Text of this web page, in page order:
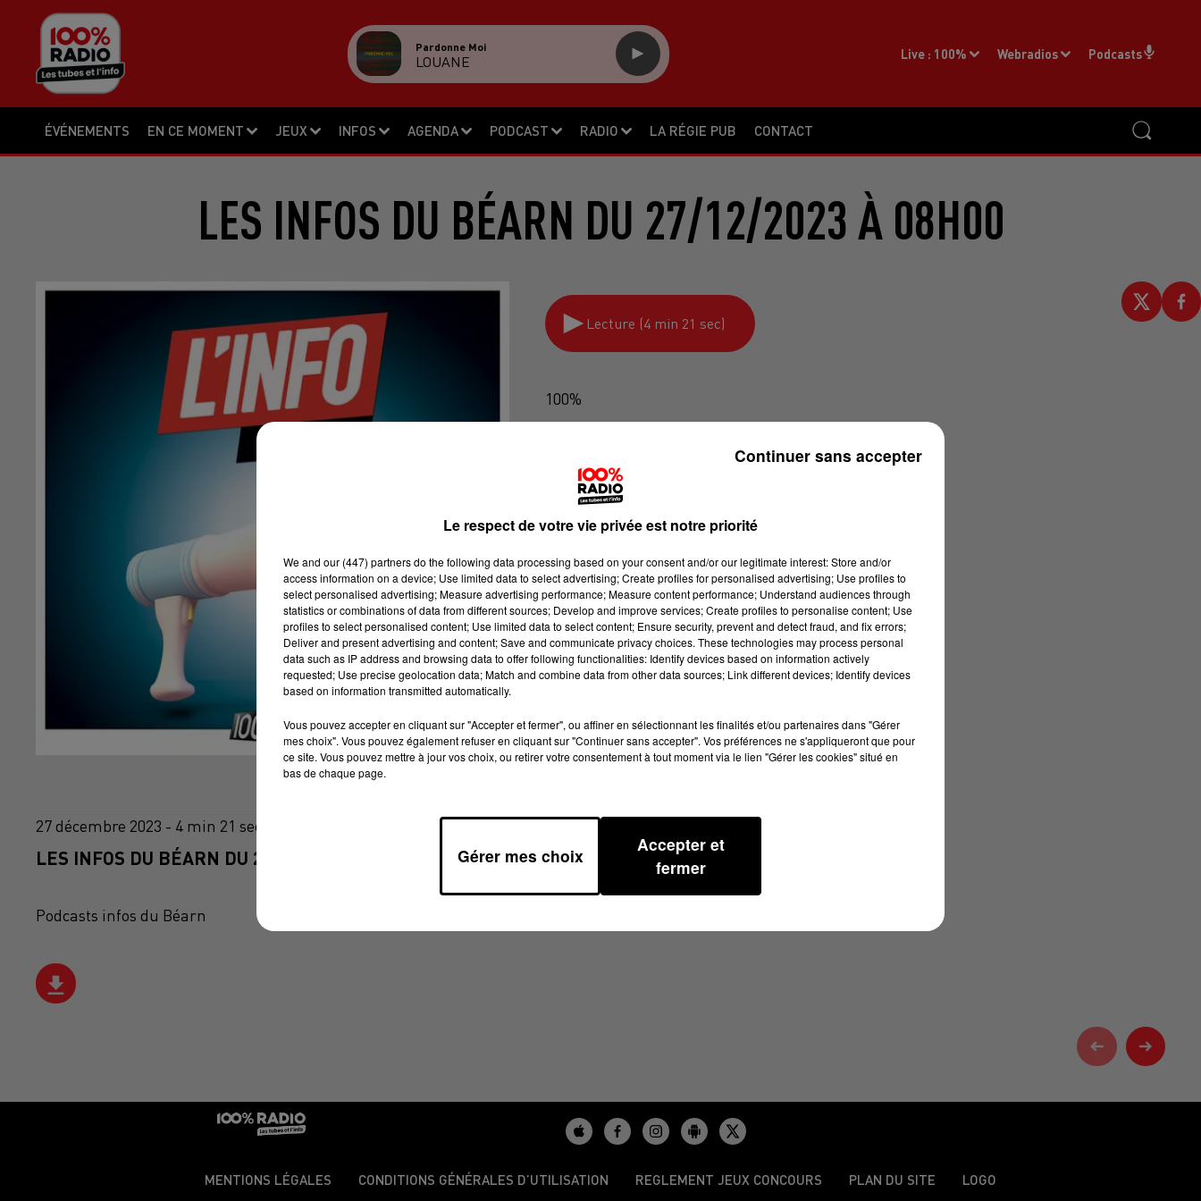
ÉVÉNEMENTS EN CE MOMENT JEUX INFOS AGENDA PODCAST RADIO LA RÉGIE PUB CONTACT
Live : 100% Webradios Podcasts
Pardonne Moi
LOUANE
LES INFOS DU BÉARN DU 27/12/2023 À 08H00
Lecture (4 min 21 sec)
100%
27 décembre 2023 - 4 min 21 sec
LES INFOS DU BÉARN DU 27/12/2023 À 08H00
Podcasts infos du Béarn
MENTIONS LÉGALES CONDITIONS GÉNÉRALES D’UTILISATION REGLEMENT JEUX CONCOURS PLAN DU SITE LOGO
Le respect de votre vie privée est notre priorité
We and our (447) partnersdo the following data processing based on your consent and/or our legitimate interest: Store and/or
access information on a device; Use limited data to select advertising; Create profiles for personalised advertising; Use profiles to
select personalised advertising; Measure advertising performance; Measure content performance; Understand audiences through
statistics or combinations of data from different sources; Develop and improve services; Create profiles to personalise content; Use
profiles to select personalised content; Use limited data to select content; Ensure security, prevent and detect fraud, and fix errors;
Deliver and present advertising and content; Save and communicate privacy choices. These technologies may process personal
data such as IP address and browsing data to offer following functionalities: Identify devices based on information actively
requested; Use precise geolocation data; Match and combine data from other data sources; Link different devices; Identify devices
based on information transmitted automatically.
Vous pouvez accepter en cliquant sur "Accepter et fermer", ou affiner en sélectionnant les finalités et/ou partenaires dans "Gérer
mes choix". Vous pouvez également refuser en cliquant sur "Continuer sans accepter". Vos préférences ne s'appliqueront que pour
ce site. Vous pouvez mettre à jour vos choix, ou retirer votre consentement à tout moment via le lien "Gérer les cookies" situé en
bas de chaque page.
Gérer mes choix
Accepter et
fermer
Continuer sans accepter